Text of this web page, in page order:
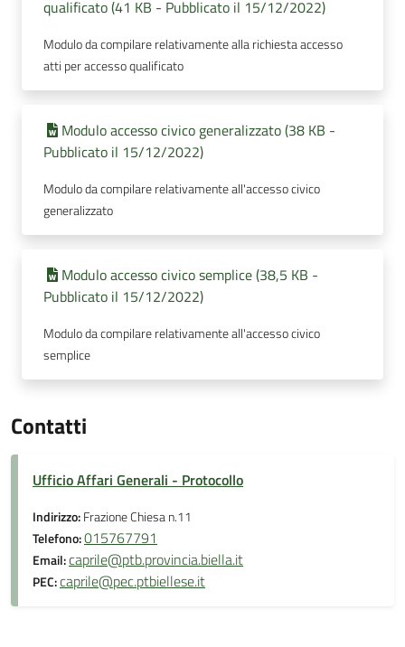
qualificato (41 KB - Pubblicato il 15/12/2022)
Modulo da compilare relativamente alla richiesta accesso
atti per accesso qualificato
Modulo accesso civico generalizzato (38 KB -
Pubblicato il 15/12/2022)
Modulo da compilare relativamente all'accesso civico
generalizzato
Modulo accesso civico semplice (38,5 KB -
Pubblicato il 15/12/2022)
Modulo da compilare relativamente all'accesso civico
semplice
Contatti
Ufficio Affari Generali - Protocollo
Indirizzo:Frazione Chiesa n.11
Telefono:015767791
Email:caprile@ptb.provincia.biella.it
PEC:caprile@pec.ptbiellese.it